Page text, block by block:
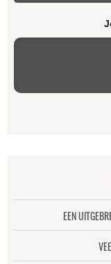
EEN